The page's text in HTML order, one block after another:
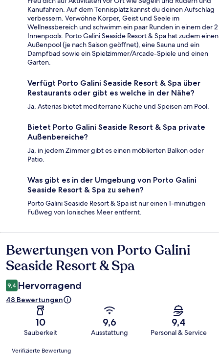
Kanufahren. Auf dem Tennisplatz kannst du deinen Aufschlag
verbessern. Verwöhne Körper, Geist und Seele im
Wellnessbereich und schwimm ein paar Runden in einem der 2
Innenpools. Porto Galini Seaside Resort & Spa hat zudem einen
Außenpool (je nach Saison geöffnet), eine Sauna und ein
Dampfbad sowie ein Spielzimmer/Arcade-Spiele und einen
Garten.
Verfügt Porto Galini Seaside Resort & Spa über
Restaurants oder gibt es welche in der Nähe?
Ja, Asterias bietet mediterrane Küche und Speisen am Pool.
Bietet Porto Galini Seaside Resort & Spa private
Außenbereiche?
Ja, in jedem Zimmer gibt es einen möblierten Balkon oder
Patio.
Was gibt es in der Umgebung von Porto Galini
Seaside Resort & Spa zu sehen?
Porto Galini Seaside Resort & Spa ist nur einen 1-minütigen
Fußweg von Ionisches Meer entfernt.
Bewertungen
Bewertungen von Porto Galini
Seaside Resort & Spa
9,4 Hervorragend
48 Bewertungen
10
Sauberkeit
9,6
Ausstattung
9,4
Personal & Service
Bewertungen
Verifizierte Bewertung